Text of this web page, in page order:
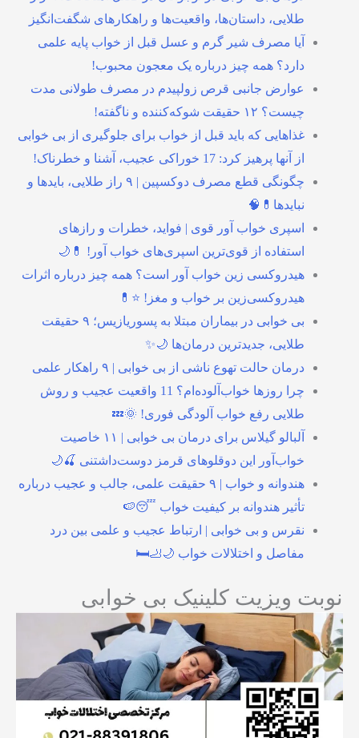
طلایی، داستان‌ها، واقعیت‌ها و راهکارهای شگفت‌انگیز
آیا مصرف شیر گرم و عسل قبل از خواب پایه علمی
دارد؟ همه چیز درباره یک معجون محبوب!
عوارض جانبی قرص زولپیدم در مصرف طولانی مدت
چیست؟ ۱۲ حقیقت شوکه‌کننده و ناگفته!
غذاهایی که باید قبل از خواب برای جلوگیری از بی خوابی
از آنها پرهیز کرد: 17 خوراکی عجیب، آشنا و خطرناک!
چگونگی قطع مصرف دوکسپین | ۹ راز طلایی، بایدها و
نبایدها💊🧠
اسپری خواب آور قوی | فواید، خطرات و رازهای
استفاده از قوی‌ترین اسپری‌های خواب آور! 💊🌙
هیدروکسی زین خواب آور است؟ همه چیز درباره اثرات
هیدروکسی‌زین بر خواب و مغز! ⭐💊
بی خوابی در بیماران مبتلا به پسوریازیس؛ ۹ حقیقت
طلایی، جدیدترین درمان‌ها 🌙✨
درمان حالت تهوع ناشی از بی خوابی | ۹ راهکار علمی
چرا روزها خواب‌آلوده‌ام؟ 11 واقعیت عجیب و روش
طلایی رفع خواب آلودگی فوری! 🌞💤
آلبالو گیلاس برای درمان بی خوابی | ۱۱ خاصیت
خواب‌آور این دوقلوهای قرمز دوست‌داشتنی 🍒🌙
هندوانه و خواب | ۹ حقیقت علمی، جالب و عجیب درباره
تأثیر هندوانه بر کیفیت خواب 😴🍉
نقرس و بی خوابی | ارتباط عجیب و علمی بین درد
مفاصل و اختلالات خواب 🌙🦶🛏️
نوبت ویزیت کلینیک بی خوابی